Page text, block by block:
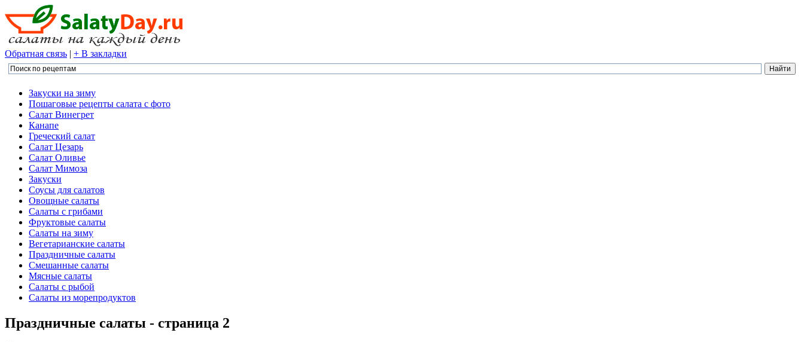
Обратная связь | + В закладки
Закуски на зиму
Пошаговые рецепты салата с фото
Салат Винегрет
Канапе
Греческий салат
Салат Цезарь
Салат Оливье
Салат Мимоза
Закуски
Соусы для салатов
Овощные салаты
Салаты с грибами
Фруктовые салаты
Салаты на зиму
Вегетарианские салаты
Праздничные салаты
Смешанные салаты
Мясные салаты
Салаты с рыбой
Салаты из морепродуктов
Праздничные салаты - страница 2